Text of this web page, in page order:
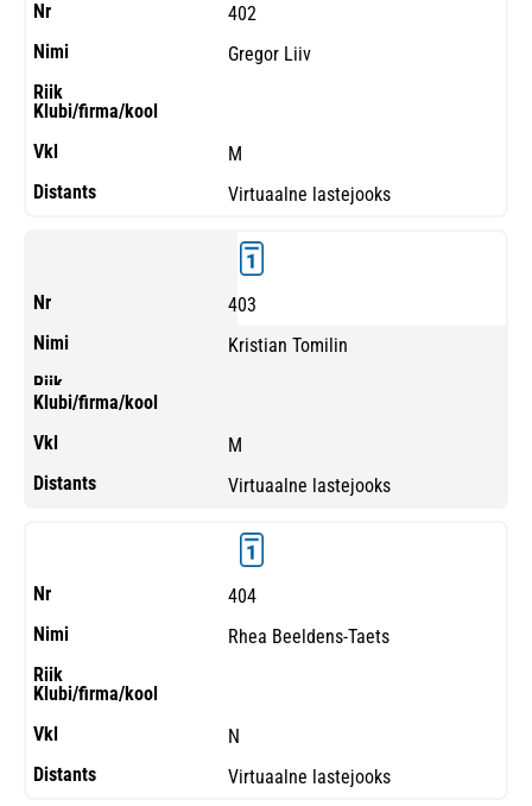
402
Gregor Liiv
M
Virtuaalne lastejooks
403
Kristian Tomilin
M
Virtuaalne lastejooks
404
Rhea Beeldens-Taets
N
Virtuaalne lastejooks